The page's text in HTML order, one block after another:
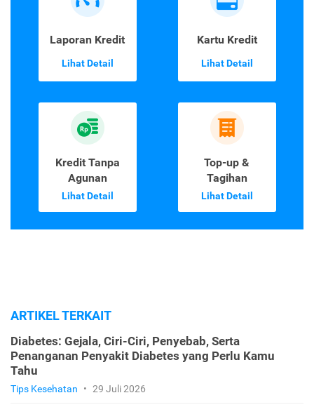
Laporan Kredit
Lihat Detail
Kartu Kredit
Lihat Detail
Kredit Tanpa
Agunan
Lihat Detail
Top-up &
Tagihan
Lihat Detail
ARTIKEL TERKAIT
Diabetes: Gejala, Ciri-Ciri, Penyebab, Serta
Penanganan Penyakit Diabetes yang Perlu Kamu
Tahu
Tips Kesehatan • 29 Juli 2026